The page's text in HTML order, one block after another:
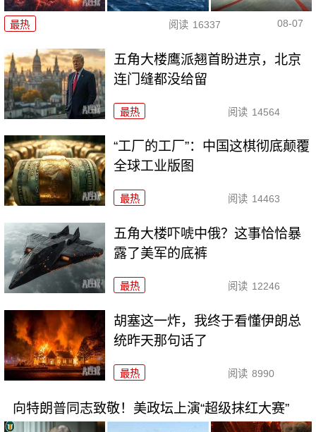
最热 阅读 16337 08-07
五角大楼鹰派翘首盼进京，北京
连门缝都没给留
最热 阅读 14564
“工厂的工厂”：中国这棋彻底颠覆
全球工业版图
最热 阅读 14463
五角大楼吓唬中俄？这事恰恰暴
露了美军的底裤
最热 阅读 12246
胡塞这一炸，我终于看懂伊朗总
统昨天那句话了
最热 阅读 8990
向特朗普同志致敬！美政坛上演“超级抹红大赛”